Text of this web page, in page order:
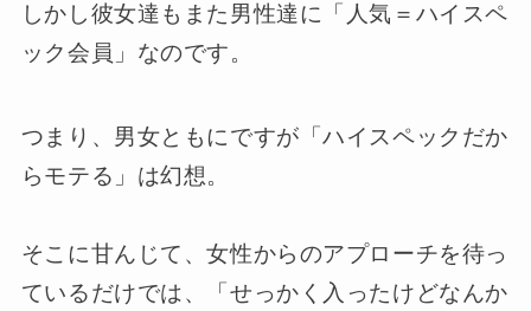
しかし彼女達もまた男性達に「人気＝ハイスペ
ック会員」なのです。
つまり、男女ともにですが「ハイスペックだか
らモテる」は幻想。
そこに甘んじて、女性からのアプローチを待っ
ているだけでは、「せっかく入ったけどなんか